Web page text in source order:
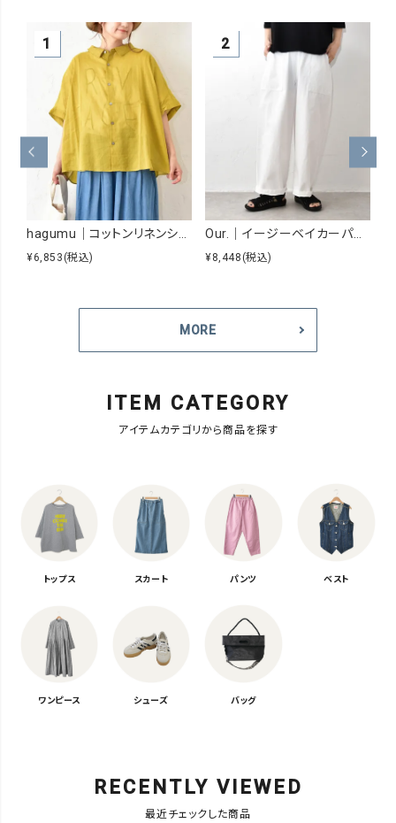
hagumu｜コットンリネンシアーシャツ [[hag-229]][C]
¥6,853 (税込)
Our.｜イージーベイカーパンツ [[Our-026]][C]
¥8,448 (税込)
MORE
ITEM CATEGORY
アイテムカテゴリから商品を探す
トップス スカート パンツ ベスト
ワンピース シューズ バッグ
RECENTLY VIEWED
最近チェックした商品